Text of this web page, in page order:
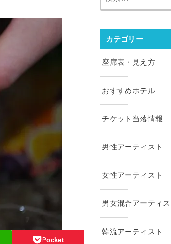
Pocket
カテゴリー
座席表・見え方
おすすめホテル
チケット当落情報
男性アーティスト
女性アーティスト
男女混合アーティス
韓流アーティスト